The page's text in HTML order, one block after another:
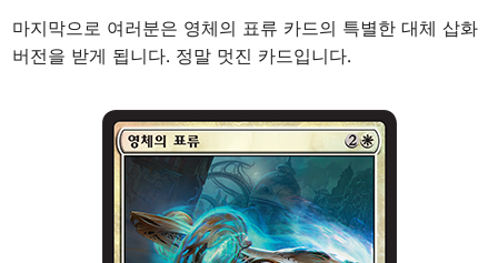
마지막으로 여러분은 영체의 표류 카드의 특별한 대체 삽화
버전을 받게 됩니다. 정말 멋진 카드입니다.